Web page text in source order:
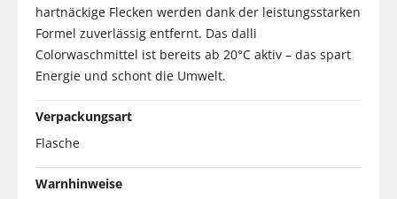
hartnäckige Flecken werden dank der leistungsstarken
Formel zuverlässig entfernt. Das dalli
Colorwaschmittel ist bereits ab 20°C aktiv – das spart
Energie und schont die Umwelt.
Verpackungsart
Flasche
Warnhinweise